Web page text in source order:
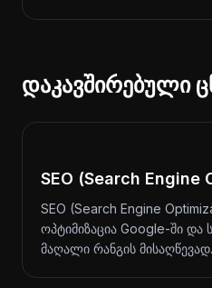
დაკავშირებული
SEO (Search Engine
SEO (Search Engine
ოპტიმიზაცია Google-ში და
მაღალი რანგის